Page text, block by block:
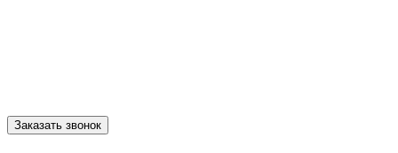
Заказать звонок